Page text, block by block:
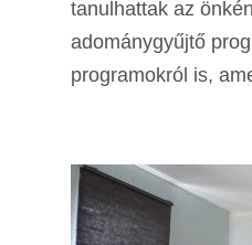
tanulhattak az
adománygyűjtő
programokról is,